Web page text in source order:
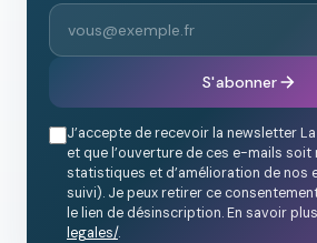
S'abonner
J’accepte de recevoir la newsletter
et que l’ouverture de ces e-mails soit
statistiques et d’amélioration de nos
suivi). Je peux retirer ce
le lien de désinscription. En savoir
legales/.